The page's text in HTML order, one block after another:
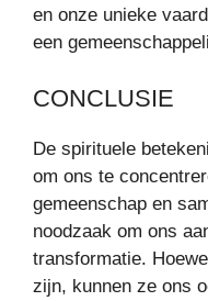
en onze unieke
een
CONCLUSIE
De spirituele
om ons te
gemeenschap en
noodzaak om ons
transformatie.
zijn, kunnen ze ons